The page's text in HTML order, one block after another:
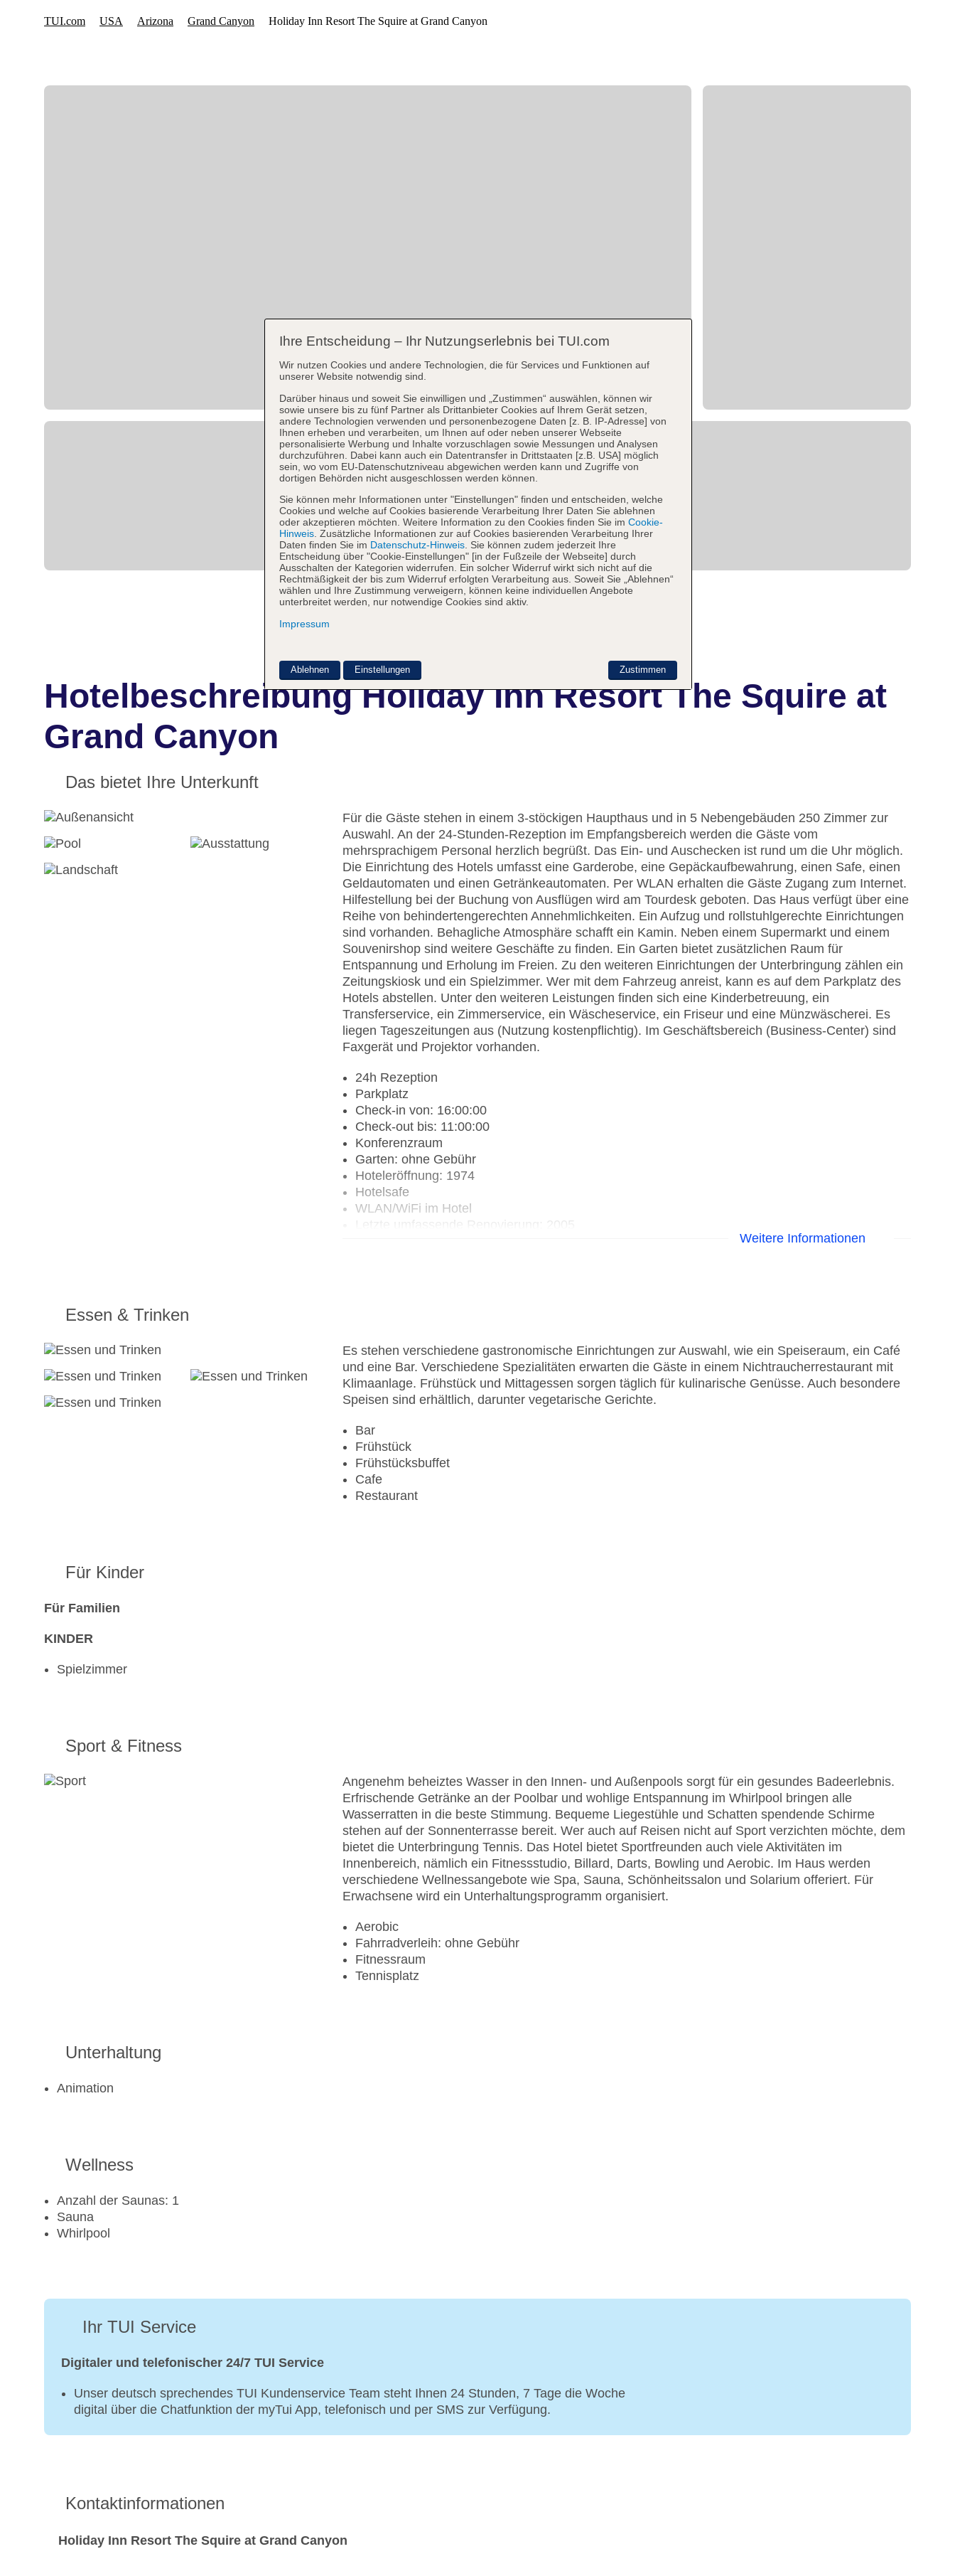
Hotelbeschreibung Holiday Inn Resort The Squire at
Grand Canyon
Das bietet Ihre Unterkunft
Für die Gäste stehen in einem 3-stöckigen Haupthaus und in 5 Nebengebäuden 250 Zimmer zur
Auswahl. An der 24-Stunden-Rezeption im Empfangsbereich werden die Gäste vom
mehrsprachigem Personal herzlich begrüßt. Das Ein- und Auschecken ist rund um die Uhr möglich.
Die Einrichtung des Hotels umfasst eine Garderobe, eine Gepäckaufbewahrung, einen Safe, einen
Geldautomaten und einen Getränkeautomaten. Per WLAN erhalten die Gäste Zugang zum Internet.
Hilfestellung bei der Buchung von Ausflügen wird am Tourdesk geboten. Das Haus verfügt über eine
Reihe von behindertengerechten Annehmlichkeiten. Ein Aufzug und rollstuhlgerechte Einrichtungen
sind vorhanden. Behagliche Atmosphäre schafft ein Kamin. Neben einem Supermarkt und einem
Souvenirshop sind weitere Geschäfte zu finden. Ein Garten bietet zusätzlichen Raum für
Entspannung und Erholung im Freien. Zu den weiteren Einrichtungen der Unterbringung zählen ein
Zeitungskiosk und ein Spielzimmer. Wer mit dem Fahrzeug anreist, kann es auf dem Parkplatz des
Hotels abstellen. Unter den weiteren Leistungen finden sich eine Kinderbetreuung, ein
Transferservice, ein Zimmerservice, ein Wäscheservice, ein Friseur und eine Münzwäscherei. Es
liegen Tageszeitungen aus (Nutzung kostenpflichtig). Im Geschäftsbereich (Business-Center) sind
Faxgerät und Projektor vorhanden.
24h Rezeption
Parkplatz
Check-in von: 16:00:00
Check-out bis: 11:00:00
Konferenzraum
Garten: ohne Gebühr
Hoteleröffnung: 1974
Hotelsafe
WLAN/WiFi im Hotel
Letzte umfassende Renovierung: 2005
Gesamtanzahl der Stockwerke: 3
Gesamtanzahl der Zimmer: 250
Pools:Beheizter Außenpool, Indoor Pool, Outdoor Pool, Sonnenschirme am Pool, Liegen am Pool
Zahlungsarten: American Express, Mastercard, Visa
Weitere Informationen
Essen & Trinken
Es stehen verschiedene gastronomische Einrichtungen zur Auswahl, wie ein Speiseraum, ein Café
und eine Bar. Verschiedene Spezialitäten erwarten die Gäste in einem Nichtraucherrestaurant mit
Klimaanlage. Frühstück und Mittagessen sorgen täglich für kulinarische Genüsse. Auch besondere
Speisen sind erhältlich, darunter vegetarische Gerichte.
Bar
Frühstück
Frühstücksbuffet
Cafe
Restaurant
Für Kinder
Für Familien
KINDER
Spielzimmer
Sport & Fitness
Angenehm beheiztes Wasser in den Innen- und Außenpools sorgt für ein gesundes Badeerlebnis.
Erfrischende Getränke an der Poolbar und wohlige Entspannung im Whirlpool bringen alle
Wasserratten in die beste Stimmung. Bequeme Liegestühle und Schatten spendende Schirme
stehen auf der Sonnenterrasse bereit. Wer auch auf Reisen nicht auf Sport verzichten möchte, dem
bietet die Unterbringung Tennis. Das Hotel bietet Sportfreunden auch viele Aktivitäten im
Innenbereich, nämlich ein Fitnessstudio, Billard, Darts, Bowling und Aerobic. Im Haus werden
verschiedene Wellnessangebote wie Spa, Sauna, Schönheitssalon und Solarium offeriert. Für
Erwachsene wird ein Unterhaltungsprogramm organisiert.
Aerobic
Fahrradverleih: ohne Gebühr
Fitnessraum
Tennisplatz
Unterhaltung
Animation
Wellness
Anzahl der Saunas: 1
Sauna
Whirlpool
Ihr TUI Service
Digitaler und telefonischer 24/7 TUI Service
Unser deutsch sprechendes TUI Kundenservice Team steht Ihnen 24 Stunden, 7 Tage die Woche
digital über die Chatfunktion der myTui App, telefonisch und per SMS zur Verfügung.
Kontaktinformationen
Holiday Inn Resort The Squire at Grand Canyon
Ihre Entscheidung – Ihr Nutzungserlebnis bei TUI.com
Wir nutzen Cookies und andere Technologien, die für Services und Funktionen auf
unserer Website notwendig sind.
Darüber hinaus und soweit Sie einwilligen und „Zustimmen“ auswählen, können wir
sowie unsere bis zu fünf Partner als Drittanbieter Cookies auf Ihrem Gerät setzen,
andere Technologien verwenden und personenbezogene Daten [z. B. IP-Adresse] von
Ihnen erheben und verarbeiten, um Ihnen auf oder neben unserer Webseite
personalisierte Werbung und Inhalte vorzuschlagen sowie Messungen und Analysen
durchzuführen. Dabei kann auch ein Datentransfer in Drittstaaten [z.B. USA] möglich
sein, wo vom EU-Datenschutzniveau abgewichen werden kann und Zugriffe von
dortigen Behörden nicht ausgeschlossen werden können.
Sie können mehr Informationen unter "Einstellungen" finden und entscheiden, welche
Cookies und welche auf Cookies basierende Verarbeitung Ihrer Daten Sie ablehnen
oder akzeptieren möchten. Weitere Information zu den Cookies finden Sie im Cookie-
Hinweis . Zusätzliche Informationen zur auf Cookies basierenden Verarbeitung Ihrer
Daten finden Sie im Datenschutz-Hinweis . Sie können zudem jederzeit Ihre
Entscheidung über "Cookie-Einstellungen" [in der Fußzeile der Webseite] durch
Ausschalten der Kategorien widerrufen. Ein solcher Widerruf wirkt sich nicht auf die
Rechtmäßigkeit der bis zum Widerruf erfolgten Verarbeitung aus. Soweit Sie „Ablehnen“
wählen und Ihre Zustimmung verweigern, können keine individuellen Angebote
unterbreitet werden, nur notwendige Cookies sind aktiv.
Impressum
Zustimmen
Ablehnen Einstellungen